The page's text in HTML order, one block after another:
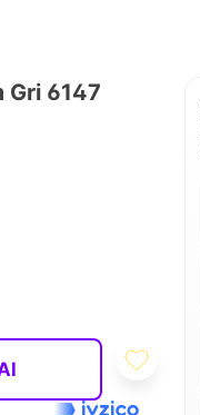
Gri 6147